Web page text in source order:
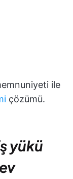
ile
çözümü.
yükü